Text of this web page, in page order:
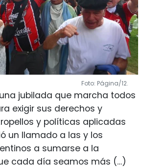
Foto: Página/12.
jubilada que marcha todos
exigir sus derechos y
y políticas aplicadas
un llamado a las y los
a sumarse a la
cada día seamos más (…)